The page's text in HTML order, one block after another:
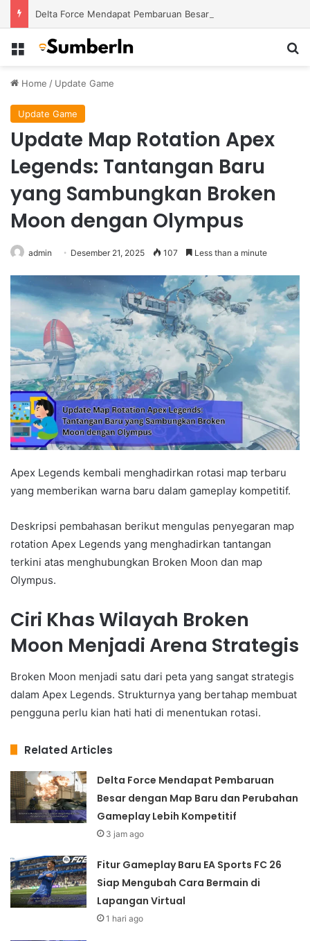
Menu
Home / Update Game
Update Game
Update Map Rotation Apex
Legends: Tantangan Baru
yang Sambungkan Broken
Moon dengan Olympus
admin Desember 21, 2025 107 Less than a minute
Apex Legends kembali menghadirkan rotasi map terbaru
yang memberikan warna baru dalam gameplay kompetitif.
Deskripsi pembahasan berikut mengulas penyegaran map
rotation Apex Legends yang menghadirkan tantangan
terkini atas menghubungkan Broken Moon dan map
Olympus.
Ciri Khas Wilayah Broken
Moon Menjadi Arena Strategis
Broken Moon menjadi satu dari peta yang sangat strategis
dalam Apex Legends. Strukturnya yang bertahap membuat
pengguna perlu kian hati hati di menentukan rotasi.
Related Articles
Delta Force Mendapat Pembaruan
Besar dengan Map Baru dan Perubahan
Gameplay Lebih Kompetitif
3 jam ago
Fitur Gameplay Baru EA Sports FC 26
Siap Mengubah Cara Bermain di
Lapangan Virtual
1 hari ago